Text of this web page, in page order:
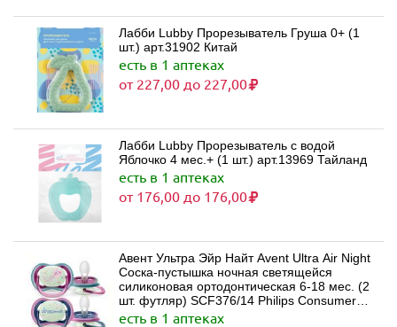
Лабби Lubby Прорезыватель Груша 0+ (1
шт.) арт.31902 Китай
есть в 1 аптеках
от 227,00 до 227,00
Лабби Lubby Прорезыватель с водой
Яблочко 4 мес.+ (1 шт.) арт.13969 Тайланд
есть в 1 аптеках
от 176,00 до 176,00
Авент Ультра Эйр Найт Avent Ultra Air Night
Соска-пустышка ночная светящейся
силиконовая ортодонтическая 6-18 мес. (2
шт. футляр) SCF376/14 Philips Consumer
Lifestyle - Нидерланды
есть в 1 аптеках